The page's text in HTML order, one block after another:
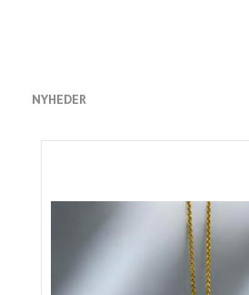
NYHEDER